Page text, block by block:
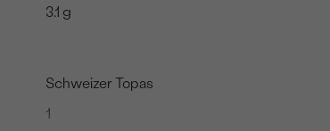
3.1 g
Schweizer Topas
1